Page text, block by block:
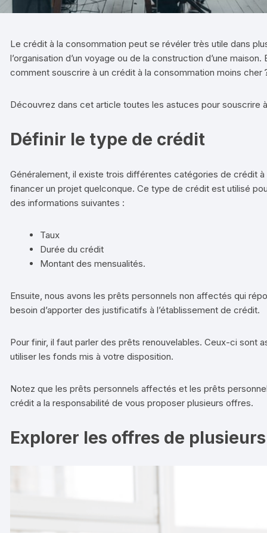
Le crédit à la consommation peut se révéler très utile dans
l’organisation d’un voyage ou de la construction d’une
comment souscrire à un crédit à la consommation moins cher
Découvrez dans cet article toutes les astuces pour souscrire
Définir le type de crédit
Généralement, il existe trois différentes catégories de crédit
financer un projet quelconque. Ce type de crédit est utilisé
des informations suivantes :
Taux
Durée du crédit
Montant des mensualités.
Ensuite, nous avons les prêts personnels non affectés qui
besoin d’apporter des justificatifs à l’établissement de crédit.
Pour finir, il faut parler des prêts renouvelables. Ceux-ci
utiliser les fonds mis à votre disposition.
Notez que les prêts personnels affectés et les prêts
crédit a la responsabilité de vous proposer plusieurs offres.
Explorer les offres de